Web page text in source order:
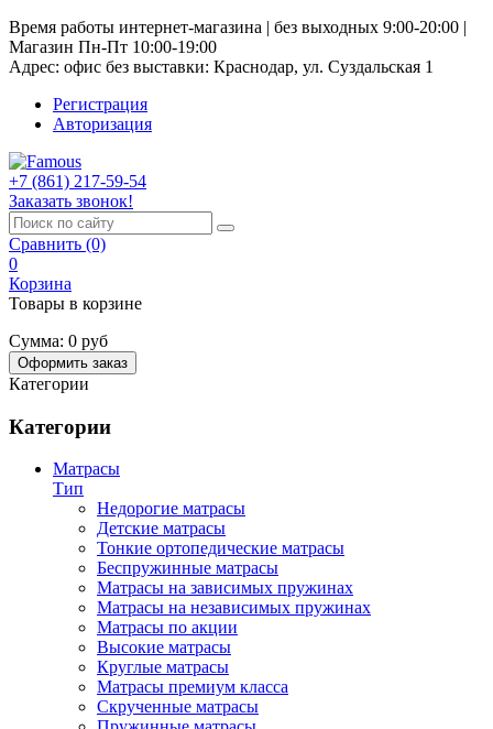
Время работы интернет-магазина | без выходных 9:00-20:00 |
Магазин Пн-Пт 10:00-19:00
Адрес: офис без выставки: Краснодар, ул. Суздальская 1
Регистрация
Авторизация
+7 (861) 217-59-54
Заказать звонок!
Сравнить (0)
0
Корзина
Товары в корзине
Сумма: 0 руб
Оформить заказ
Категории
Категории
Матрасы
Тип
Недорогие матрасы
Детские матрасы
Тонкие ортопедические матрасы
Беспружинные матрасы
Матрасы на зависимых пружинах
Матрасы на независимых пружинах
Матрасы по акции
Высокие матрасы
Круглые матрасы
Матрасы премиум класса
Скрученные матрасы